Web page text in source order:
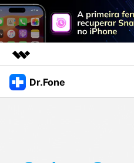
Produtos em destaque
Dr.Fone